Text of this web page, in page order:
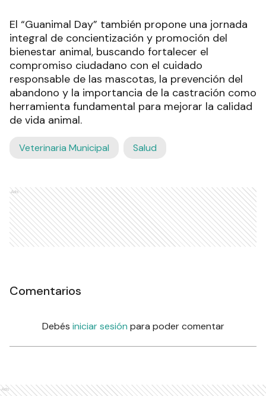
El “Guanimal Day” también propone una jornada
integral de concientización y promoción del
bienestar animal, buscando fortalecer el
compromiso ciudadano con el cuidado
responsable de las mascotas, la prevención del
abandono y la importancia de la castración como
herramienta fundamental para mejorar la calidad
de vida animal.
Veterinaria Municipal Salud
Ads
Comentarios
Debés iniciar sesión para poder comentar
Ads